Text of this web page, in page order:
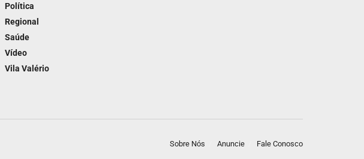
Política
Regional
Saúde
Vídeo
Vila Valério
Sobre Nós Anuncie Fale Conosco